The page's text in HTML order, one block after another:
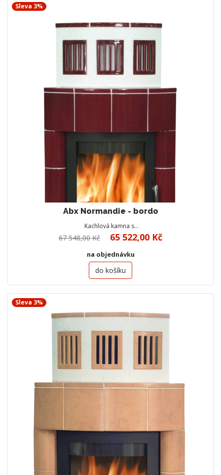
Sleva 3%
Abx Normandie - bordo
Kachlová kamna s…
67 548,00 Kč 65 522,00 Kč
na objednávku
do košíku
Sleva 3%